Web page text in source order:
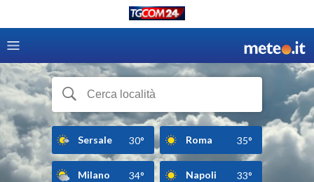
Sersale 30° Roma 35°
Milano 34° Napoli 33°